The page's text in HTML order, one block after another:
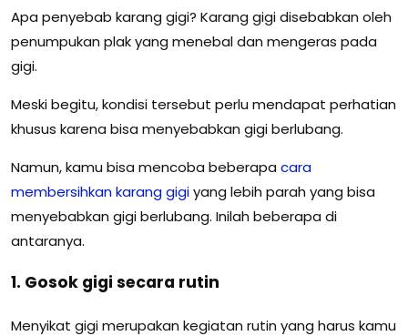
Apa penyebab karang gigi? Karang gigi disebabkan oleh
penumpukan plak yang menebal dan mengeras pada
gigi.
Meski begitu, kondisi tersebut perlu mendapat perhatian
khusus karena bisa menyebabkan gigi berlubang.
Namun, kamu bisa mencoba beberapa cara
membersihkan karang gigiyang lebih parah yang bisa
menyebabkan gigi berlubang. Inilah beberapa di
antaranya.
1. Gosok gigi secara rutin
Menyikat gigi merupakan kegiatan rutin yang harus kamu